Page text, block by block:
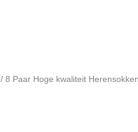
/ 8 Paar Hoge kwaliteit